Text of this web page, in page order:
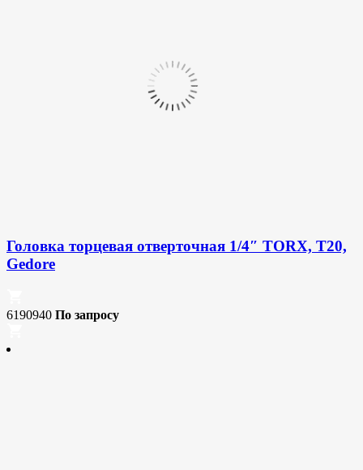
Головка торцевая отверточная 1/4″ TORX, T20,
Gedore
6190940 По запросу